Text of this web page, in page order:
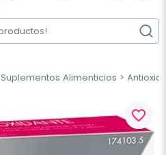
Suplementos Alimenticios
favorite_border